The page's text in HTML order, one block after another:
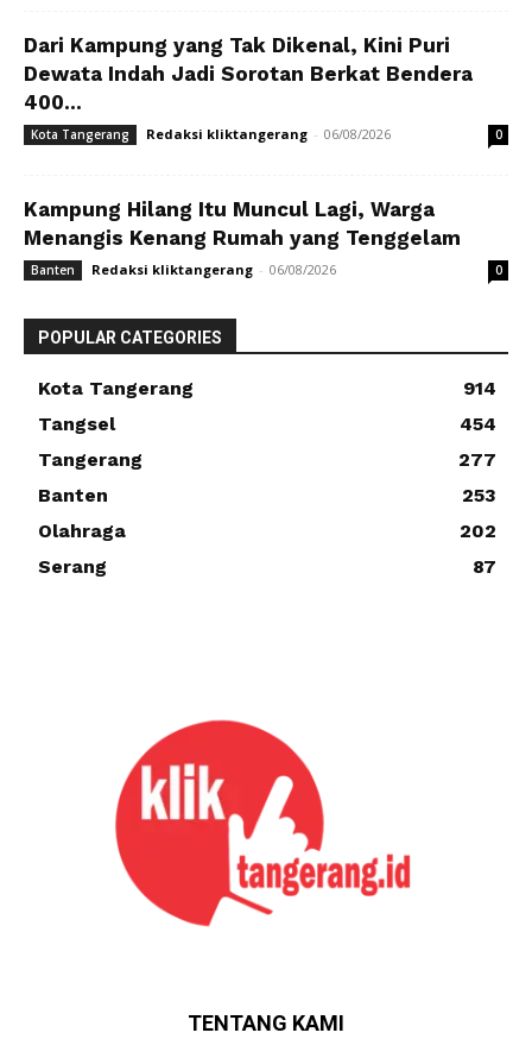
Dari Kampung yang Tak Dikenal, Kini Puri
Dewata Indah Jadi Sorotan Berkat Bendera
400...
Kota Tangerang Redaksi kliktangerang - 06/08/2026 0
Kampung Hilang Itu Muncul Lagi, Warga
Menangis Kenang Rumah yang Tenggelam
Banten Redaksi kliktangerang - 06/08/2026 0
POPULAR CATEGORIES
Kota Tangerang
914
Tangsel
454
Tangerang
277
Banten
253
Olahraga
202
Serang
87
TENTANG KAMI